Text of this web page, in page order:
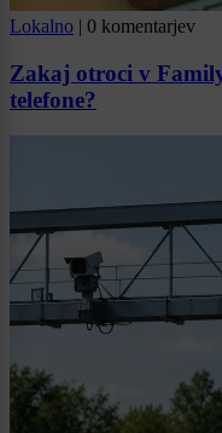
Lokalno | 0 komentarjev
Zakaj otroci v
telefone?